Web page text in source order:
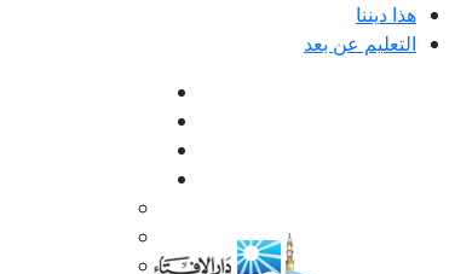
هذا ديننا
التعليم عن بعد